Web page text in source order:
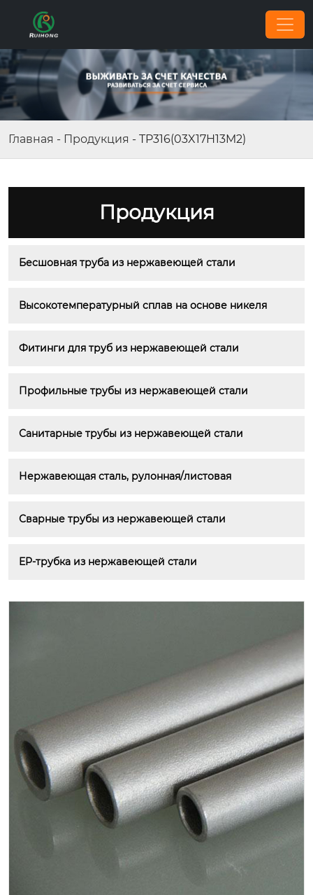
Главная - Продукция - TP316(03X17H13M2)
Продукция
Бесшовная труба из нержавеющей стали
Высокотемпературный сплав на основе никеля
Фитинги для труб из нержавеющей стали
Профильные трубы из нержавеющей стали
Санитарные трубы из нержавеющей стали
Нержавеющая сталь, рулонная/листовая
Сварные трубы из нержавеющей стали
EP-трубка из нержавеющей стали